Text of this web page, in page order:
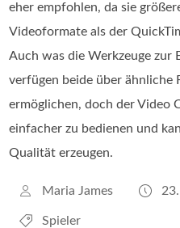
eher empfohlen, da sie
Videoformate als der
Auch was die Werkzeuge
verfügen beide über ähnliche
ermöglichen, doch der Video
einfacher zu bedienen und
Qualität erzeugen.
Maria James
Spieler